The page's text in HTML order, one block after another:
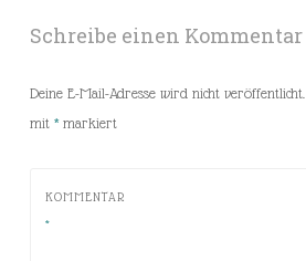
Schreibe einen Kommentar
Deine E-Mail-Adresse wird nicht veröffentlicht.
mit *markiert
KOMMENTAR
*